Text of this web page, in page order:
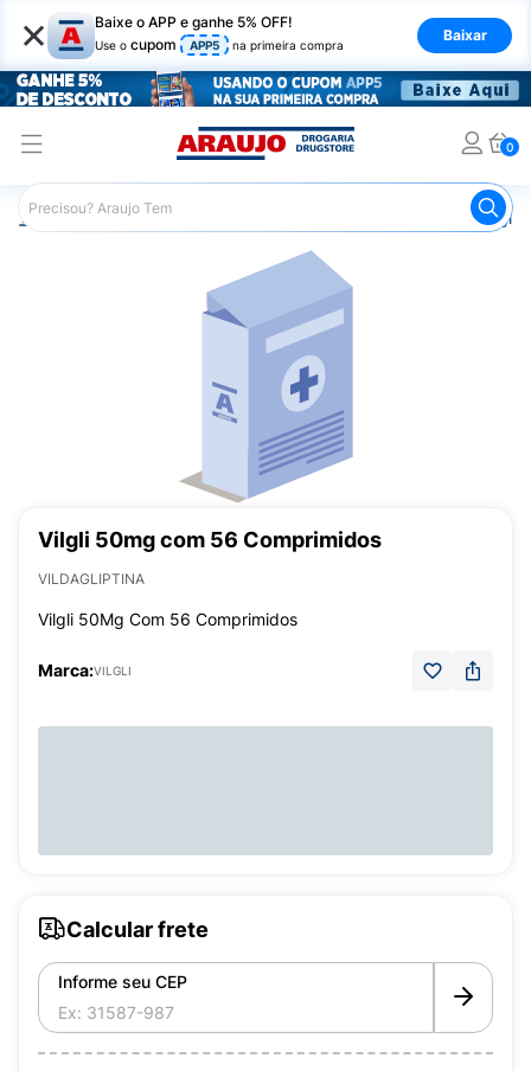
× Baixe o APP e ganhe 5% OFF!
Use o cupom APP5 na primeira compra
Baixar
0
Araujo Medicamentos Vilgli
Vilgli 50mg com 56 Comprimidos
VILDAGLIPTINA
Vilgli 50Mg Com 56 Comprimidos
Marca:VILGLI
Calcular frete
Informe seu CEP